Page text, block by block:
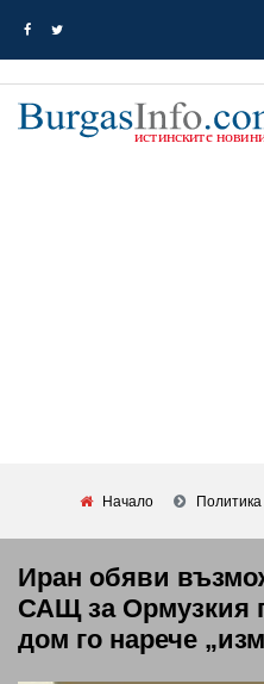
Начало Политика
Иран обяви
САЩ за Ормузкия
дом го нарече